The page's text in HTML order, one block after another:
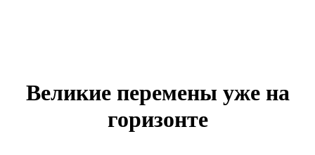
Великие перемены уже на
горизонте